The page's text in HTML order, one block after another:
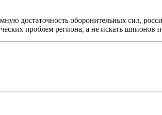
достаточность оборонительных сил,
проблем региона, а не искать шпионов